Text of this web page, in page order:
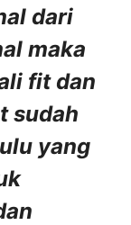
dari
maka
fit dan
sudah
yang